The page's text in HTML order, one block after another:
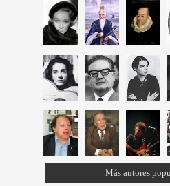
Más autores